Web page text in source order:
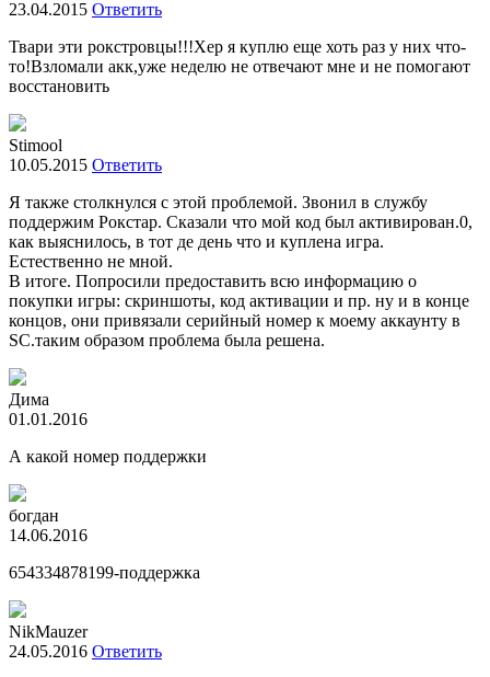
23.04.2015 Ответить
Твари эти рокстровцы!!!Хер я куплю еще хоть раз у них что-
то!Взломали акк,уже неделю не отвечают мне и не помогают
восстановить
Stimool
10.05.2015 Ответить
Я также столкнулся с этой проблемой. Звонил в службу
поддержим Рокстар. Сказали что мой код был активирован.0,
как выяснилось, в тот де день что и куплена игра.
Естественно не мной.
В итоге. Попросили предоставить всю информацию о
покупки игры: скриншоты, код активации и пр. ну и в конце
концов, они привязали серийный номер к моему аккаунту в
SC.таким образом проблема была решена.
Дима
01.01.2016
А какой номер поддержки
богдан
14.06.2016
654334878199-поддержка
NikMauzer
24.05.2016 Ответить